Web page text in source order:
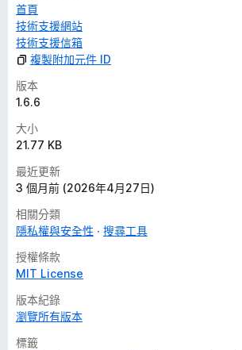
首頁
技術支援網站
技術支援信箱
複製附加元件 ID
版本
1.6.6
大小
21.77 KB
最近更新
3 個月前 (2026年4月27日)
相關分類
隱私權與安全性
搜尋工具
授權條款
MIT License
版本紀錄
瀏覽所有版本
標籤